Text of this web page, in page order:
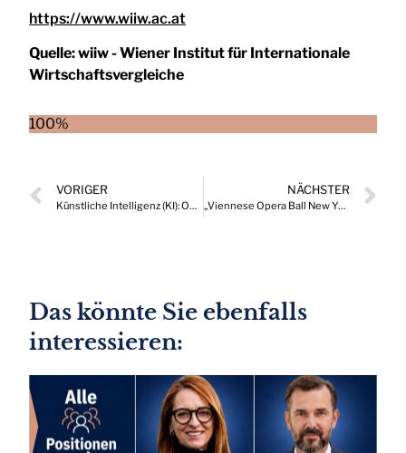
https://www.wiiw.ac.at
Quelle:wiiw - Wiener Institut für Internationale
Wirtschaftsvergleiche
100%
VORIGER
Künstliche Intelligenz (KI): Operativer Alltag oder immer noch Zukunftsthema?
NÄCHSTER
„Viennese Opera Ball New York“ feiert fulminantes Jubiläum
Das könnte Sie ebenfalls
interessieren: